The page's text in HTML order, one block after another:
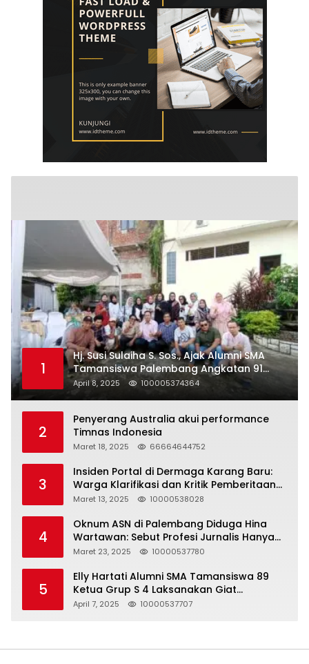
1
Hj. Susi Sulaiha S. Sos., Ajak Alumni SMA
Tamansiswa Palembang Angkatan 91
Halal Bihalal
April 8, 2025 100005374364
2
Penyerang Australia akui performance
Timnas Indonesia
Maret 18, 2025 66664644752
3
Insiden Portal di Dermaga Karang Baru:
Warga Klarifikasi dan Kritik Pemberitaan
yang Tidak Akurat
Maret 13, 2025 10000538028
4
Oknum ASN di Palembang Diduga Hina
Wartawan: Sebut Profesi Jurnalis Hanya
Seharga 2 Liter Bensin, Berujung Dugaan
Maret 23, 2025 10000537780
5
Elly Hartati Alumni SMA Tamansiswa 89
Ketua Grup S 4 Laksanakan Giat
Silaturahmi
April 7, 2025 10000537707